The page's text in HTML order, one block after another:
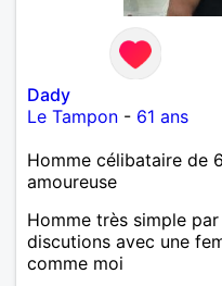
Dady
Le Tampon - 61 ans
Homme célibataire de
amoureuse
Homme très simple
discutions avec une
comme moi